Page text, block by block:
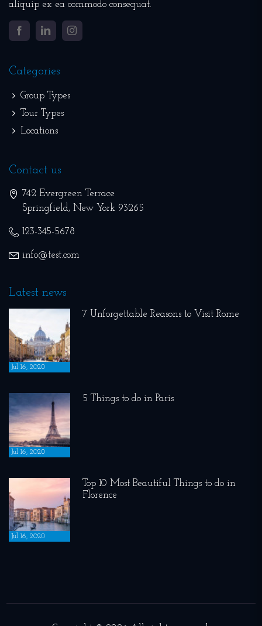
aliquip ex ea commodo consequat.
Facebook LinkedIn
Categories
Group Types
Tour Types
Locations
Contact us
742 Evergreen Terrace
Springfield,New York 93265
123-345-5678
info@test.com
Latest news
Jul 16, 2020
7 Unforgettable Reasons to Visit Rome
Jul 16, 2020
5 Things to do in Paris
Jul 16, 2020
Top 10 Most Beautiful Things to do in
Florence